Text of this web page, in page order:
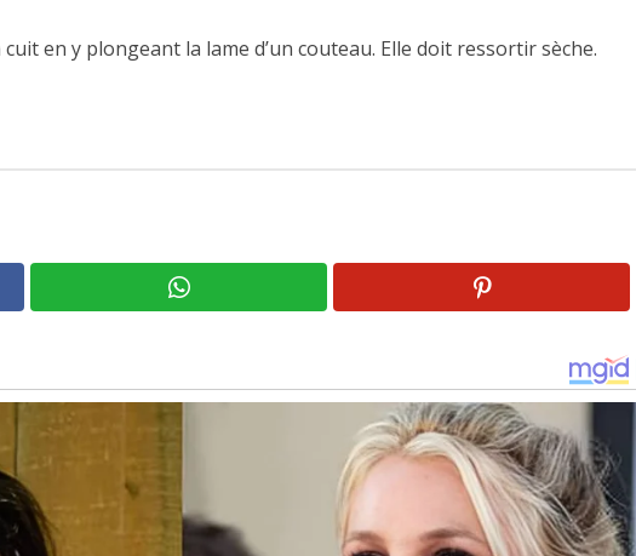
en y plongeant la lame d’un couteau. Elle doit ressortir sèche.